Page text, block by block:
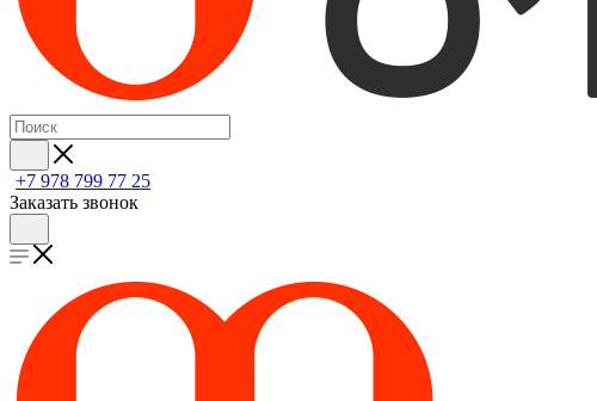
+7 978 799 77 25
Заказать звонок